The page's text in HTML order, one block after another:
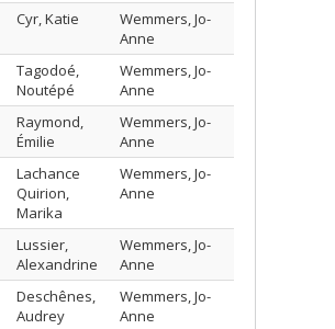
Cyr, Katie
Wemmers, Jo-
Anne
Tagodoé,
Noutépé
Wemmers, Jo-
Anne
Raymond,
Émilie
Wemmers, Jo-
Anne
Lachance
Quirion,
Marika
Wemmers, Jo-
Anne
Lussier,
Alexandrine
Wemmers, Jo-
Anne
Deschênes,
Audrey
Wemmers, Jo-
Anne